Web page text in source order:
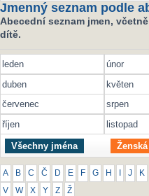
Jmenný seznam podle
Abecední seznam jmen,
dítě.
leden únor
duben
květen
červenec
srpen
říjen
listopad
Všechny jména
A B C Č D E F G H J K
V W X Y Z Ž